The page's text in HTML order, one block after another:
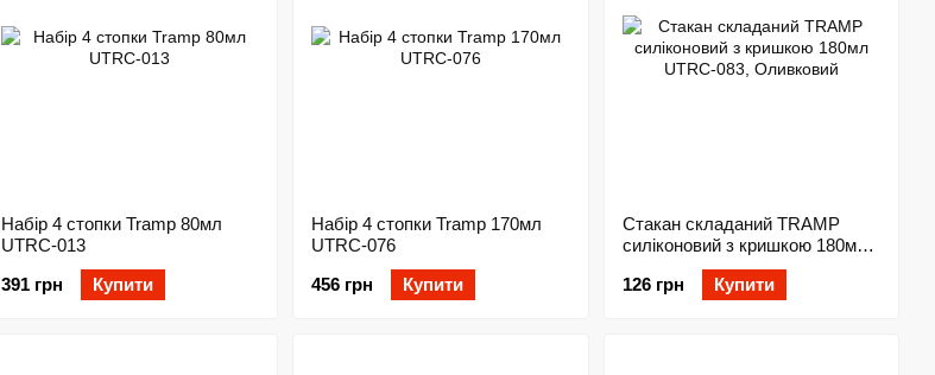
Набір 4 стопки Tramp 80мл
UTRC-013
391 грн
Купити
Набір 4 стопки Tramp 170мл
UTRC-076
456 грн
Купити
Стакан складаний TRAMP
силіконовий з кришкою 180мл
UTRC-083, Оливковий
126 грн
Купити